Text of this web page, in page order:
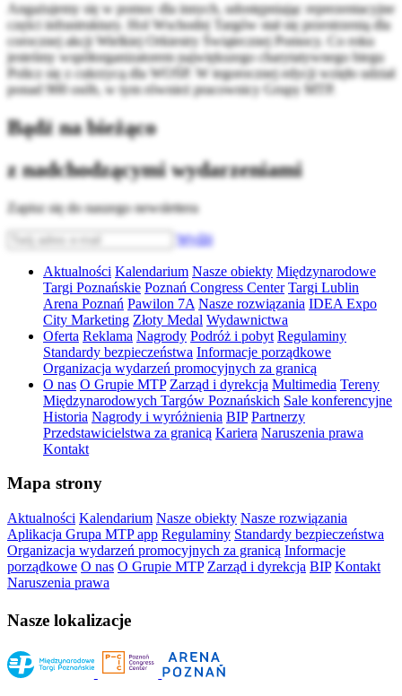
Angażujemy się w pomoc dla innych, udostępniając reprezentacyjne
części infrastruktury. Hol Wschodni Targów stał się przestrzenią dla
corocznej akcji Wielkiej Orkiestry Świątecznej Pomocy. Co roku
jesteśmy współorganizatorem największego charytatywnego biegu
Policz się z cukrzycą dla WOŚP. W tegorocznej edycji wzięło udział
ponad 900 osób, w tym również pracownicy Grupy MTP.
Bądź na bieżąco
z nadchodzącymi wydarzeniami
Zapisz się do naszego newslettera
Wyślij
Aktualności Kalendarium Nasze obiekty Międzynarodowe
Targi Poznańskie Poznań Congress Center Targi Lublin
Arena Poznań Pawilon 7A Nasze rozwiązania IDEA Expo
City Marketing Złoty Medal Wydawnictwa
Oferta Reklama Nagrody Podróż i pobyt Regulaminy
Standardy bezpieczeństwa Informacje porządkowe
Organizacja wydarzeń promocyjnych za granicą
O nas O Grupie MTP Zarząd i dyrekcja Multimedia Tereny
Międzynarodowych Targów Poznańskich Sale konferencyjne
Historia Nagrody i wyróżnienia BIP Partnerzy
Przedstawicielstwa za granicą Kariera Naruszenia prawa
Kontakt
Mapa strony
Aktualności Kalendarium Nasze obiekty Nasze rozwiązania
Aplikacja Grupa MTP app Regulaminy Standardy bezpieczeństwa
Organizacja wydarzeń promocyjnych za granicą Informacje
porządkowe O nas O Grupie MTP Zarząd i dyrekcja BIP Kontakt
Naruszenia prawa
Nasze lokalizacje